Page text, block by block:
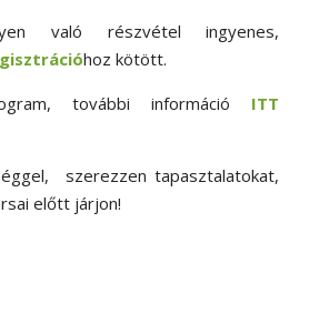
való részvétel ingyenes,
hoz kötött.
további információ ITT
szerezzen tapasztalatokat,
előtt járjon!